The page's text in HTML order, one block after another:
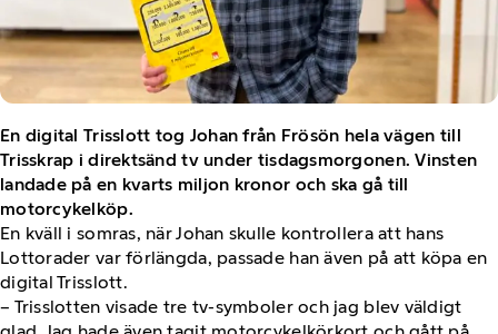
En digital Trisslott tog Johan från Frösön hela vägen till
Trisskrap i direktsänd tv under tisdagsmorgonen. Vinsten
landade på en kvarts miljon kronor och ska gå till
motorcykelköp.
En kväll i somras, när Johan skulle kontrollera att hans
Lottorader var förlängda, passade han även på att köpa en
digital Trisslott.
– Trisslotten visade tre tv-symboler och jag blev väldigt